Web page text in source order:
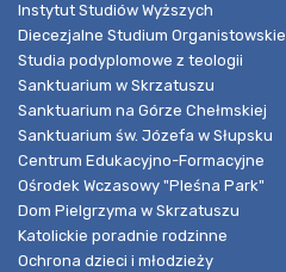
Instytut Studiów Wyższych
Diecezjalne Studium Organistowskie
Studia podyplomowe z teologii
Sanktuarium w Skrzatuszu
Sanktuarium na Górze Chełmskiej
Sanktuarium św. Józefa w Słupsku
Centrum Edukacyjno-Formacyjne
Ośrodek Wczasowy "Pleśna Park"
Dom Pielgrzyma w Skrzatuszu
Katolickie poradnie rodzinne
Ochrona dzieci i młodzieży